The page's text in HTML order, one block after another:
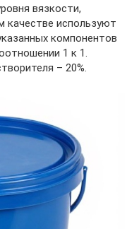
вязкости,
качестве используют
компонентов
1 к 1.
– 20%.